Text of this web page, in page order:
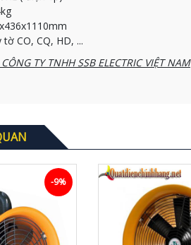
CO, CQ, HD, ...
TY TNHH SSB ELECTRIC VIỆT NAM
-9%